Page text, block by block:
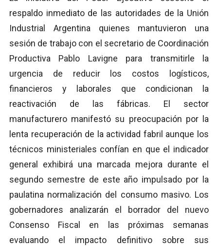
respaldo inmediato de las autoridades de la Unión
Industrial Argentina quienes mantuvieron una
sesión de trabajo con el secretario de Coordinación
Productiva Pablo Lavigne para transmitirle la
urgencia de reducir los costos logísticos,
financieros y laborales que condicionan la
reactivación de las fábricas. El sector
manufacturero manifestó su preocupación por la
lenta recuperación de la actividad fabril aunque los
técnicos ministeriales confían en que el indicador
general exhibirá una marcada mejora durante el
segundo semestre de este año impulsado por la
paulatina normalización del consumo masivo. Los
gobernadores analizarán el borrador del nuevo
Consenso Fiscal en las próximas semanas
evaluando el impacto definitivo sobre sus